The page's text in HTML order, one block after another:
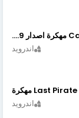
تحميل لعبة CarX Highway Racing مهكرة اصدار v1.74.9
اندرويد
اندرويد